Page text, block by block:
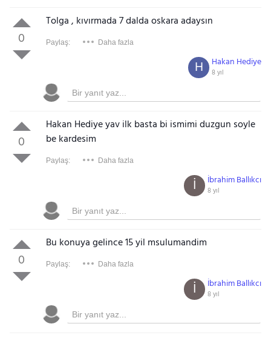
0
Tolga , kıvırmada 7 dalda oskara adaysın
Paylaş: Daha fazla
Hakan Hediye
8 yıl
H
0
Hakan Hediye yav ilk basta bi ismimi duzgun soyle
be kardesim
Paylaş: Daha fazla
İbrahim Ballıkcı
8 yıl
İ
0
Bu konuya gelince 15 yil msulumandim
Paylaş: Daha fazla
İbrahim Ballıkcı
8 yıl
İ